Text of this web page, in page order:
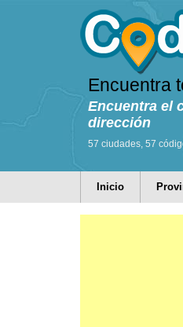
Encuentra
Encuentra el
dirección
57 ciudades, 57
Inicio